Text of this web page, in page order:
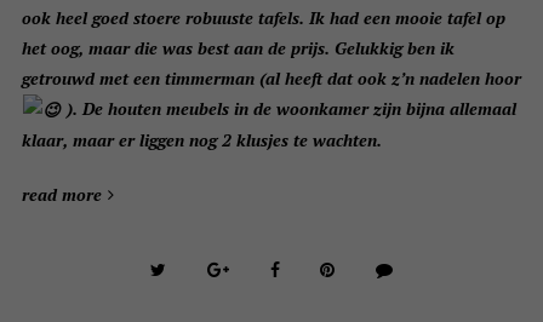
ook heel goed stoere robuuste tafels. Ik had een mooie tafel op
het oog, maar die was best aan de prijs. Gelukkig ben ik
getrouwd met een timmerman (al heeft dat ook z’n nadelen hoor
). De houten meubels in de woonkamer zijn bijna allemaal
klaar, maar er liggen nog 2 klusjes te wachten.
read more